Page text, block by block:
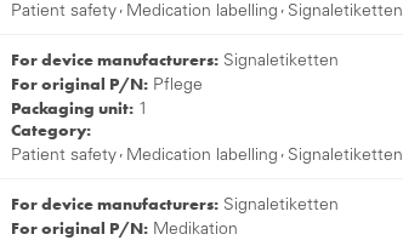
Patient safety , Medication labelling , Signaletiketten
For device manufacturers: Signaletiketten
For original P/N: Pflege
Packaging unit: 1
Category:
Patient safety , Medication labelling , Signaletiketten
For device manufacturers: Signaletiketten
For original P/N: Medikation